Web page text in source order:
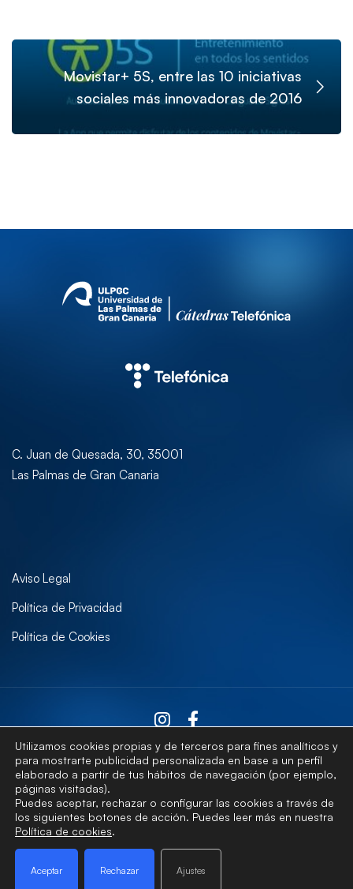
Movistar+ 5S, entre las 10 iniciativas
sociales más innovadoras de 2016
C. Juan de Quesada, 30, 35001
Las Palmas de Gran Canaria
Aviso Legal
Política de Privacidad
Política de Cookies
Contactar
© Universidad de Las Palmas de Gran Canaria · ULPGC
Utilizamos cookies propias y de terceros para fines analíticos y
para mostrarte publicidad personalizada en base a un perfil
elaborado a partir de tus hábitos de navegación (por ejemplo,
páginas visitadas).
Puedes aceptar, rechazar o configurar las cookies a través de
los siguientes botones de acción. Puedes leer más en nuestra
Política de cookies.
Aceptar Rechazar Ajustes